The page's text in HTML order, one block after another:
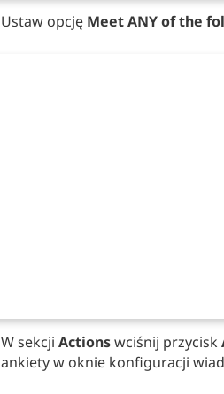
Ustaw opcję Meet ANY of the
W sekcji Actionswciśnij przycisk
ankiety w oknie konfiguracji